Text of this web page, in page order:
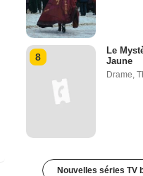
8
Le
Jaune
Drame
Nouvelles séries TV